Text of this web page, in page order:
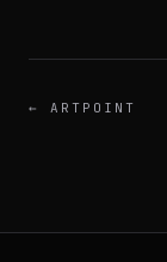
← ARTPOINT